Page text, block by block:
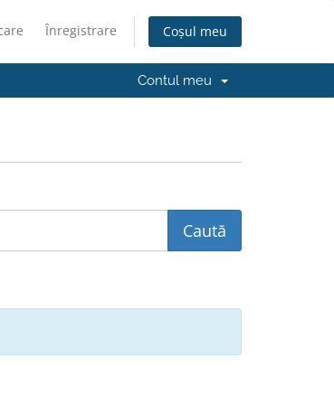
Înregistrare Coșul meu
Contul meu